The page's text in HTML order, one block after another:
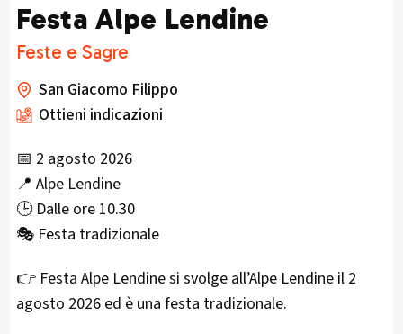
Festa Alpe Lendine
Feste e Sagre
San Giacomo Filippo
Ottieni indicazioni
📅 2 agosto 2026
📍 Alpe Lendine
🕒 Dalle ore 10.30
🎭 Festa tradizionale
👉 Festa Alpe Lendine si svolge all’Alpe Lendine il 2
agosto 2026 ed è una festa tradizionale.